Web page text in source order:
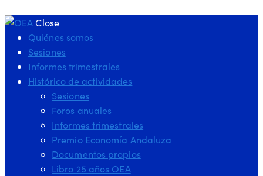
Close
Quiénes somos
Sesiones
Informes trimestrales
Histórico de actividades
Sesiones
Foros anuales
Informes trimestrales
Premio Economía Andaluza
Documentos propios
Libro 25 años OEA